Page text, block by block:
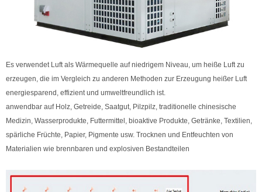
Es verwendet Luft als Wärmequelle auf niedrigem Niveau, um heiße Luft zu
erzeugen, die im Vergleich zu anderen Methoden zur Erzeugung heißer Luft
energiesparend, effizient und umweltfreundlich ist.
anwendbar auf Holz, Getreide, Saatgut, Pilzpilz, traditionelle chinesische
Medizin, Wasserprodukte, Futtermittel, bioaktive Produkte, Getränke, Textilien,
spärliche Früchte, Papier, Pigmente usw. Trocknen und Entfeuchten von
Materialien wie brennbaren und explosiven Bestandteilen